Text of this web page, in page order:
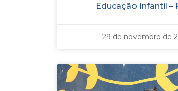
Educação Infantil –
29 de novembro de